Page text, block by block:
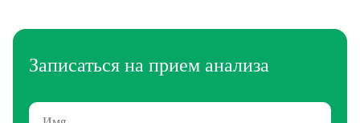
Записаться на прием анализа